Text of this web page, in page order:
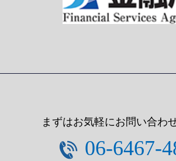
まずはお気軽にお問い合わ
06-6467-